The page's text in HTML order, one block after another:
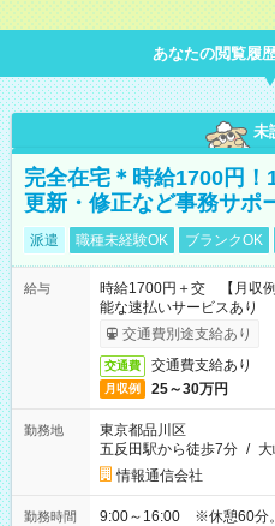
あなたの閲覧履
未
完全在宅＊時給1700円
更新・修正など事務サポ
派遣 職種未経験OK ブランクOK
給与
時給1700円＋交 【月収
能な速払いサービスあり
交通費別途支給あり
交通費 交通費支給あり
月収例 25～30万円
勤務地
東京都品川区
五反田駅から徒歩7分 /
情報通信会社
勤務時間
9:00～16:00 ※休憩60分